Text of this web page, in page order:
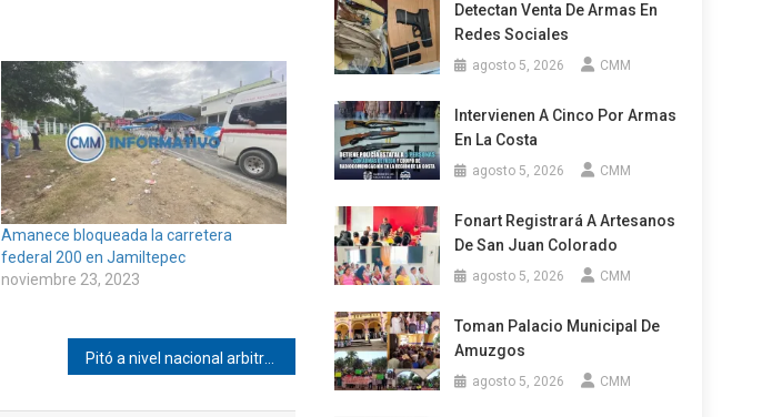
Amanece bloqueada la carretera
federal 200 en Jamiltepec
noviembre 23, 2023
Detectan Venta De Armas En
Redes Sociales
agosto 5, 2026 CMM
Intervienen A Cinco Por Armas
En La Costa
agosto 5, 2026 CMM
Fonart Registrará A Artesanos
De San Juan Colorado
agosto 5, 2026 CMM
Toman Palacio Municipal De
Amuzgos
agosto 5, 2026 CMM